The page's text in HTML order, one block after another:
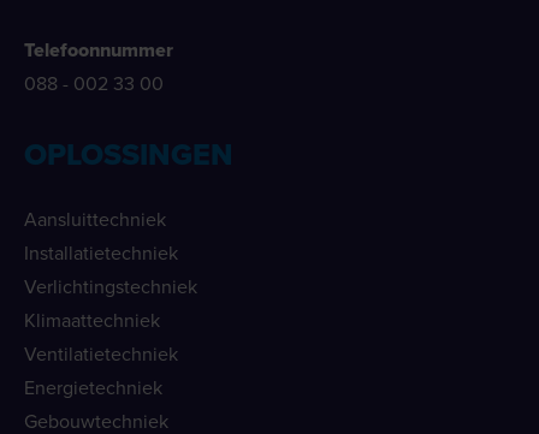
Telefoonnummer
088 - 002 33 00
OPLOSSINGEN
Aansluittechniek
Installatietechniek
Verlichtingstechniek
Klimaattechniek
Ventilatietechniek
Energietechniek
Gebouwtechniek